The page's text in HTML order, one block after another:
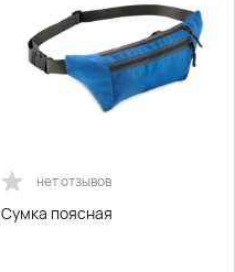
нет отзывов
Сумка поясная